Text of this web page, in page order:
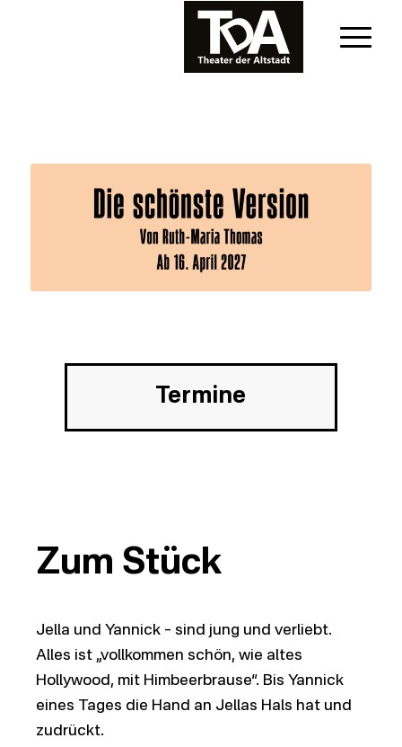
Termine
Zum Stück
Jella und Yannick – sind jung und verliebt.
Alles ist „vollkommen schön, wie altes
Hollywood, mit Himbeerbrause“. Bis Yannick
eines Tages die Hand an Jellas Hals hat und
zudrückt.